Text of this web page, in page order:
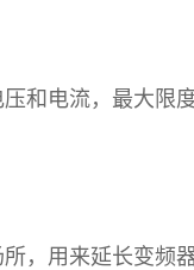
和电流，最大限
，用来延长变频